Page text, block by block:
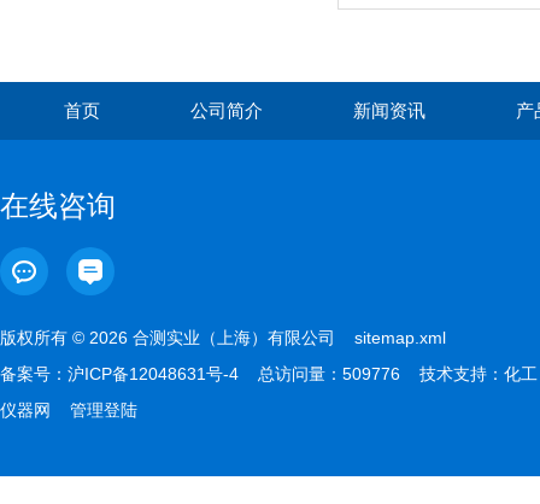
首页 公司简介 新闻资讯 产
在线咨询
版权所有 © 2026 合测实业（上海）有限公司 sitemap.xml
备案号： 沪ICP备12048631号-4 总访问量：509776 技术支持： 化工
仪器网
管理登陆